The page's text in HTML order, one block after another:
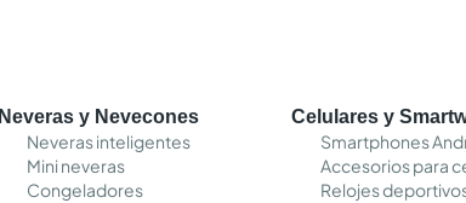
Neveras y Nevecones
Neveras inteligentes
Mini neveras
Congeladores
Celulares y
Smartphones
Accesorios para
Relojes